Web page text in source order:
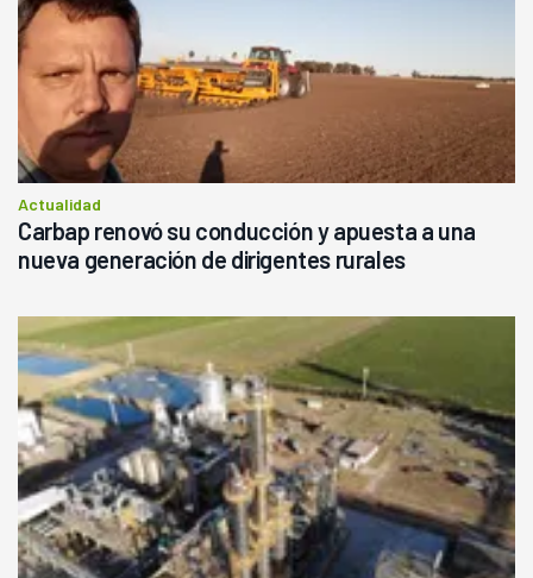
Actualidad
Carbap renovó su conducción y apuesta a una
nueva generación de dirigentes rurales